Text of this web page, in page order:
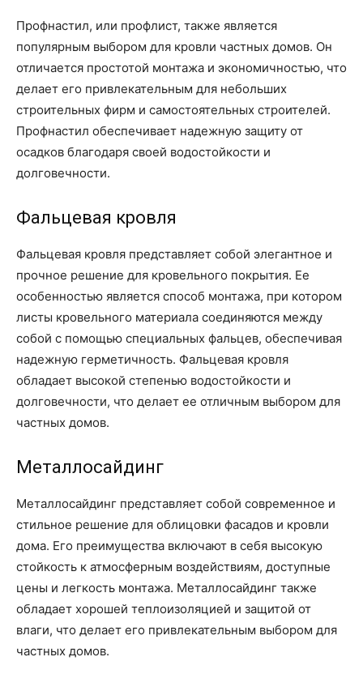
Профнастил, или профлист, также является
популярным выбором для кровли частных домов. Он
отличается простотой монтажа и экономичностью, что
делает его привлекательным для небольших
строительных фирм и самостоятельных строителей.
Профнастил обеспечивает надежную защиту от
осадков благодаря своей водостойкости и
долговечности.
Фальцевая кровля
Фальцевая кровля представляет собой элегантное и
прочное решение для кровельного покрытия. Ее
особенностью является способ монтажа, при котором
листы кровельного материала соединяются между
собой с помощью специальных фальцев, обеспечивая
надежную герметичность. Фальцевая кровля
обладает высокой степенью водостойкости и
долговечности, что делает ее отличным выбором для
частных домов.
Металлосайдинг
Металлосайдинг представляет собой современное и
стильное решение для облицовки фасадов и кровли
дома. Его преимущества включают в себя высокую
стойкость к атмосферным воздействиям, доступные
цены и легкость монтажа. Металлосайдинг также
обладает хорошей теплоизоляцией и защитой от
влаги, что делает его привлекательным выбором для
частных домов.